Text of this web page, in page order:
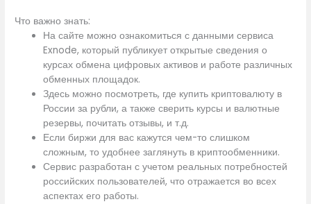
Что важно знать:
На сайте можно ознакомиться с данными сервиса
Exnode, который публикует открытые сведения о
курсах обмена цифровых активов и работе различных
обменных площадок.
Здесь можно посмотреть, где купить криптовалюту в
России за рубли, а также сверить курсы и валютные
резервы, почитать отзывы, и т.д.
Если биржи для вас кажутся чем-то слишком
сложным, то удобнее заглянуть в криптообменники.
Сервис разработан с учетом реальных потребностей
российских пользователей, что отражается во всех
аспектах его работы.